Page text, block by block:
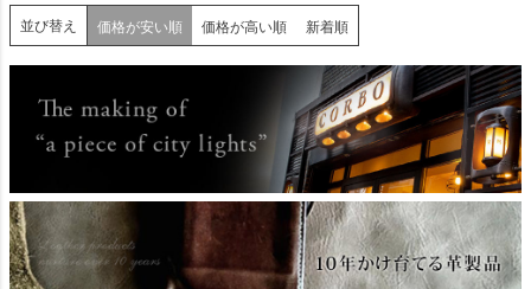
並び替え 価格が安い順 価格が高い順 新着順